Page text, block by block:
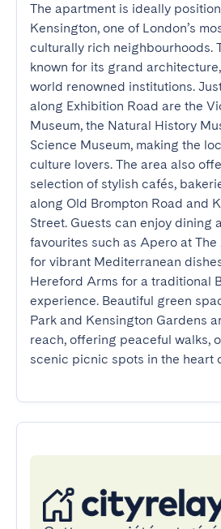
The apartment is ideally
Kensington, one of London’s
culturally rich neighbourhoods.
known for its grand
world renowned institutions.
along Exhibition Road are the
Museum, the Natural History
Science Museum, making the
culture lovers. The area also
selection of stylish cafés,
along Old Brompton Road and
Street. Guests can enjoy dining
favourites such as Apero at The
for vibrant Mediterranean
Hereford Arms for a traditional
experience. Beautiful green
Park and Kensington Gardens
reach, offering peaceful walks,
scenic picnic spots in the heart